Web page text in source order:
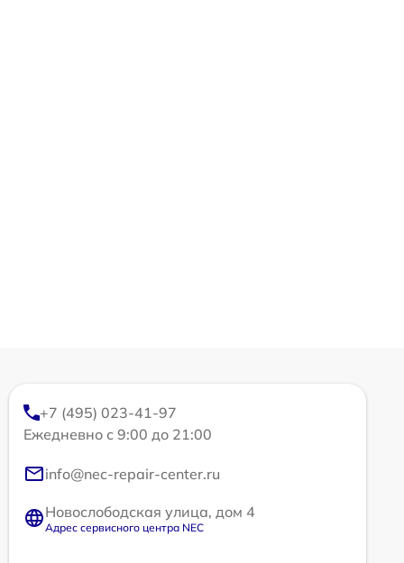
+7 (495) 023-41-97
Ежедневно с 9:00 до 21:00
info@nec-repair-center.ru
Новослободская улица, дом 4
Адрес сервисного центра NEC